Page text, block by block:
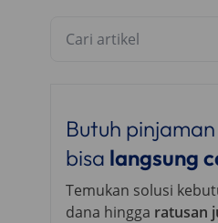
Butuh
bisa langsung
Temukan solusi
dana hingga ratusan